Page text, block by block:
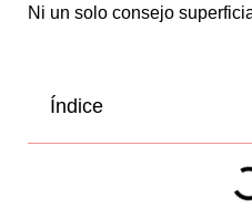
Ni un solo consejo
Índice